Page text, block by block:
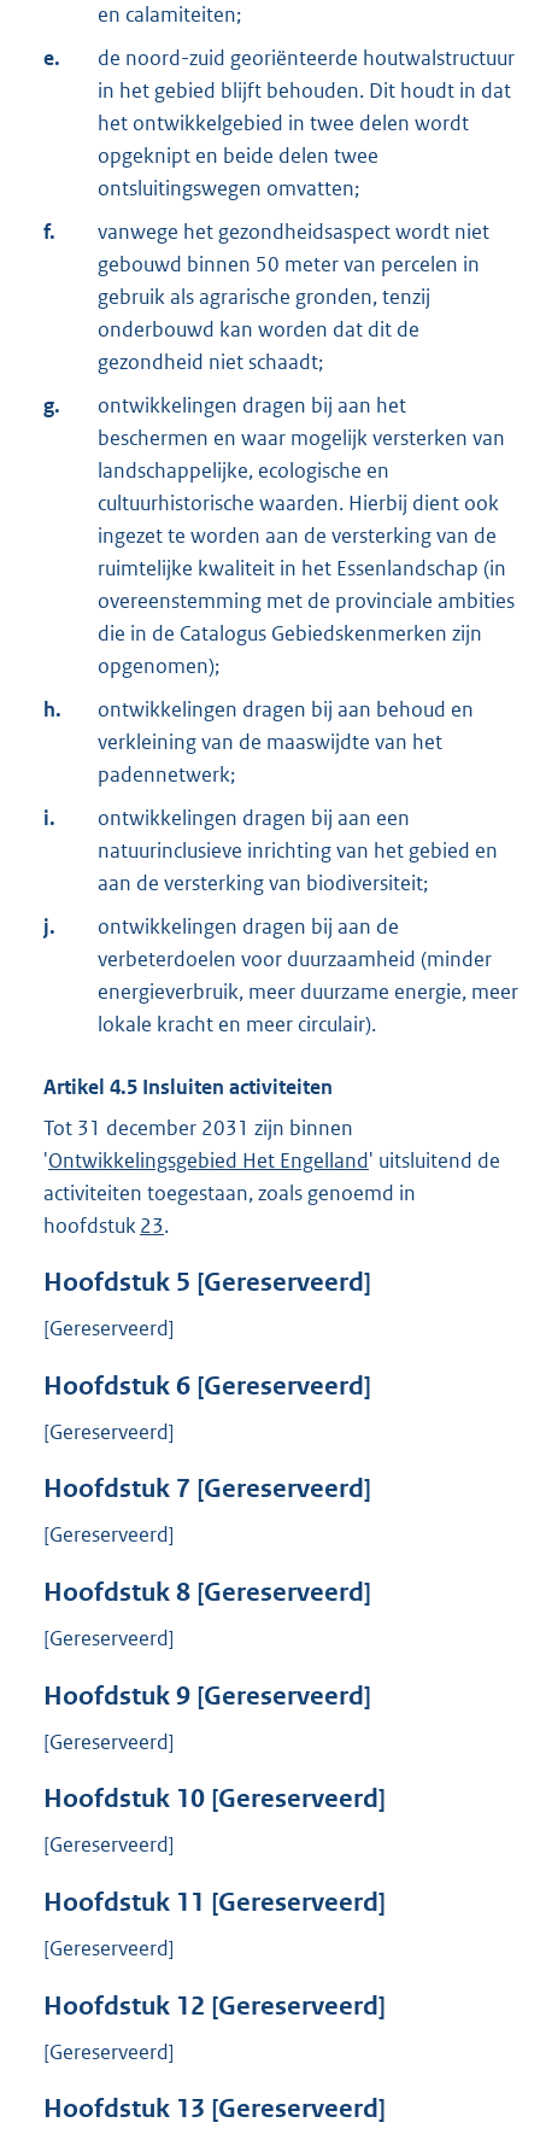
en calamiteiten;
e.
de noord-zuid georiënteerde houtwalstructuur
in het gebied blijft behouden. Dit houdt in dat
het ontwikkelgebied in twee delen wordt
opgeknipt en beide delen twee
ontsluitingswegen omvatten;
f.
vanwege het gezondheidsaspect wordt niet
gebouwd binnen 50 meter van percelen in
gebruik als agrarische gronden, tenzij
onderbouwd kan worden dat dit de
gezondheid niet schaadt;
g.
ontwikkelingen dragen bij aan het
beschermen en waar mogelijk versterken van
landschappelijke, ecologische en
cultuurhistorische waarden. Hierbij dient ook
ingezet te worden aan de versterking van de
ruimtelijke kwaliteit in het Essenlandschap (in
overeenstemming met de provinciale ambities
die in de Catalogus Gebiedskenmerken zijn
opgenomen);
h.
ontwikkelingen dragen bij aan behoud en
verkleining van de maaswijdte van het
padennetwerk;
i.
ontwikkelingen dragen bij aan een
natuurinclusieve inrichting van het gebied en
aan de versterking van biodiversiteit;
j.
ontwikkelingen dragen bij aan de
verbeterdoelen voor duurzaamheid (minder
energieverbruik, meer duurzame energie, meer
lokale kracht en meer circulair).
Artikel 4.5 Insluiten activiteiten
Tot 31 december 2031 zijn binnen
'Ontwikkelingsgebied Het Engelland' uitsluitend de
activiteiten toegestaan, zoals genoemd in
hoofdstuk23.
Hoofdstuk 5 [Gereserveerd]
[Gereserveerd]
Hoofdstuk6 [Gereserveerd]
[Gereserveerd]
Hoofdstuk 7 [Gereserveerd]
[Gereserveerd]
Hoofdstuk8 [Gereserveerd]
[Gereserveerd]
Hoofdstuk9 [Gereserveerd]
[Gereserveerd]
Hoofdstuk 10 [Gereserveerd]
[Gereserveerd]
Hoofdstuk 11 [Gereserveerd]
[Gereserveerd]
Hoofdstuk 12 [Gereserveerd]
[Gereserveerd]
Hoofdstuk 13 [Gereserveerd]